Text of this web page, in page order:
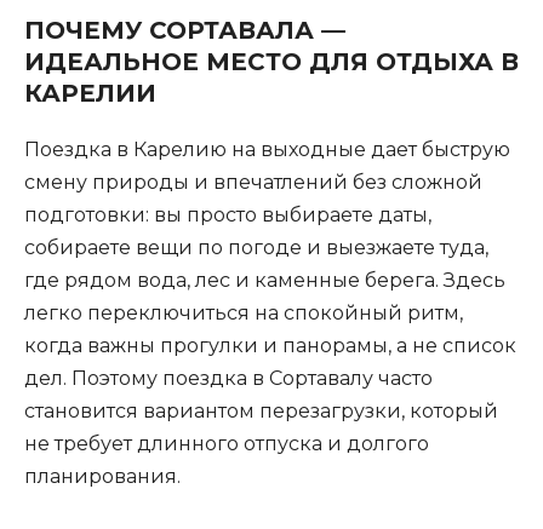
ПОЧЕМУ СОРТАВАЛА —
ИДЕАЛЬНОЕ МЕСТО ДЛЯ ОТДЫХА В
КАРЕЛИИ
Поездка в Карелию на выходные дает быструю
смену природы и впечатлений без сложной
подготовки: вы просто выбираете даты,
собираете вещи по погоде и выезжаете туда,
где рядом вода, лес и каменные берега. Здесь
легко переключиться на спокойный ритм,
когда важны прогулки и панорамы, а не список
дел. Поэтому поездка в Сортавалу часто
становится вариантом перезагрузки, который
не требует длинного отпуска и долгого
планирования.